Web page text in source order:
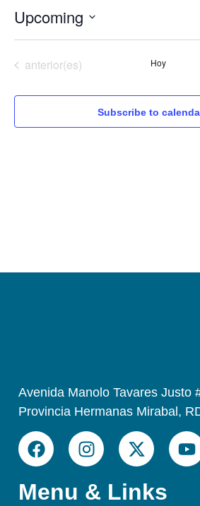
Upcoming
Eventos
anterior(es) Hoy
Subscribe to
Avenida Manolo Tavares Justo
Provincia Hermanas Mirabal,
Menu & Links